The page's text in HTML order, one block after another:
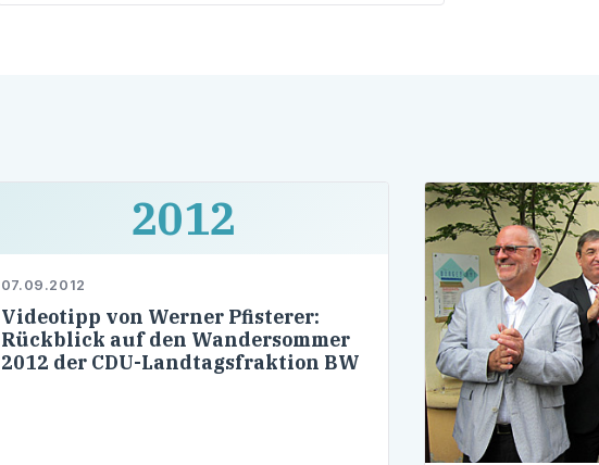
2012
07.09.2012
Videotipp von Werner Pfisterer:
Rückblick auf den Wandersommer
2012 der CDU-Landtagsfraktion BW